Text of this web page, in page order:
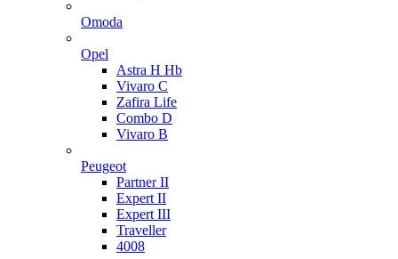
Omoda
Opel
Astra H Hb
Vivaro C
Zafira Life
Combo D
Vivaro B
Peugeot
Partner II
Expert II
Expert III
Traveller
4008